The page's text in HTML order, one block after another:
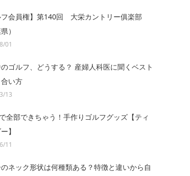
フ会員権】第140回 大栄カントリー俱楽部
）
01
ゴルフ、どうする？ 産婦人科医に聞くベスト
い方
13
全部できちゃう！手作りゴルフグッズ【ティ
】
11
ネック形状は何種類ある？特徴と違いから自